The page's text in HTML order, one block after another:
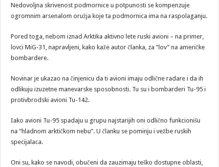
Nedovoljna skrivenost podmornice u potpunosti se kompenzuje
ogromnim arsenalom oružja koje ta podmornica ima na raspolaganju.
Pored toga, nebom iznad Arktika aktivno lete ruski avioni – na primer,
lovci MiG-31, napravljeni, kako kaže autor članka, za “lov” na američke
bombardere.
Novinar je ukazao na činjenicu da ti avioni imaju odlične radare i da ih
odlikuju izuzetne manevarske sposobnosti. Tu su i bombarderi Tu-95 i
protivbrodski avioni Tu-142.
Iako avioni Tu-95 spadaju u grupu najstarijih oni odlično funkcionišu
na “hladnom arktičkom nebu”. U članku se pominju i vežbe ruskih
specijalaca.
Oni su, kako se navodi, obučeni da zauzimaju teško dostupne oblasti,